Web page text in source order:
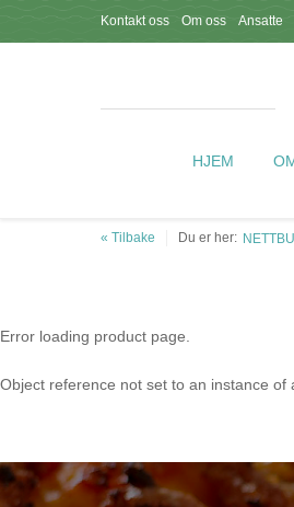
Kontakt oss Om oss Ansatte
HJEM
« Tilbake Du er her:
Error loading product page.
Object reference not set to an instance of